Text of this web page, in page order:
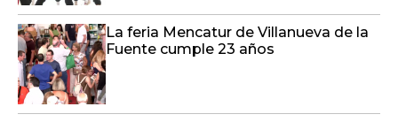
La feria Mencatur de Villanueva de la
Fuente cumple 23 años